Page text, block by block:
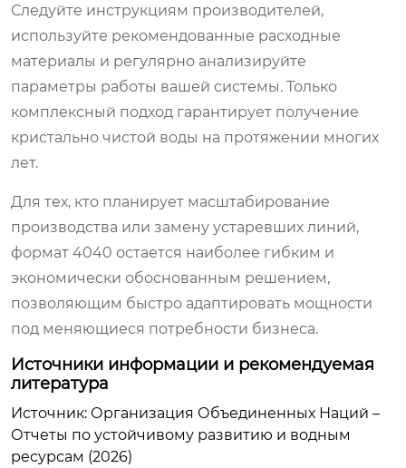
Следуйте инструкциям производителей,
используйте рекомендованные расходные
материалы и регулярно анализируйте
параметры работы вашей системы. Только
комплексный подход гарантирует получение
кристально чистой воды на протяжении многих
лет.
Для тех, кто планирует масштабирование
производства или замену устаревших линий,
формат 4040 остается наиболее гибким и
экономически обоснованным решением,
позволяющим быстро адаптировать мощности
под меняющиеся потребности бизнеса.
Источники информации и рекомендуемая
литература
Источник: Организация Объединенных Наций –
Отчеты по устойчивому развитию и водным
ресурсам (2026)